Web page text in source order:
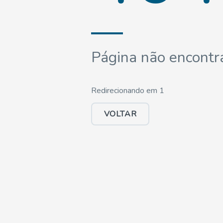
Página não
Redirecionando em 1
VOLTAR